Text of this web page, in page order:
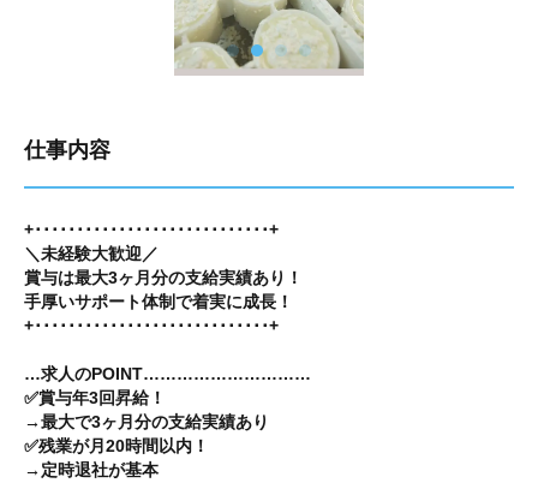
仕事内容
+････････････････････････････+
＼未経験大歓迎／
賞与は最大3ヶ月分の支給実績あり！
手厚いサポート体制で着実に成長！
+････････････････････････････+
…求人のPOINT…………………………
✅賞与年3回昇給！
→最大で3ヶ月分の支給実績あり
✅残業が月20時間以内！
→定時退社が基本